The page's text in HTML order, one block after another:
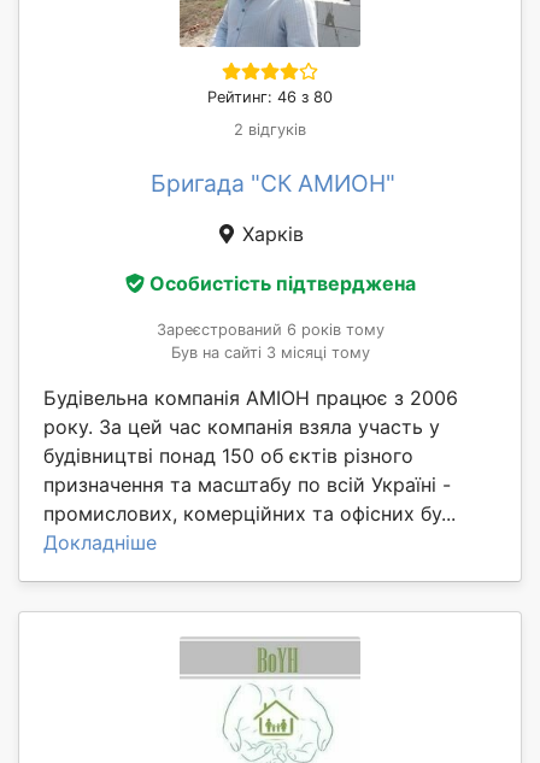
Рейтинг: 46 з 80
2 відгуків
Бригада "СК АМИОН"
Харків
Особистість підтверджена
Зареєстрований 6 років тому
Був на сайті 3 місяці тому
Будівельна компанія АМІОН працює з 2006
року. За цей час компанія взяла участь у
будівництві понад 150 об єктів різного
призначення та масштабу по всій Україні -
промислових, комерційних та офісних бу...
Докладніше